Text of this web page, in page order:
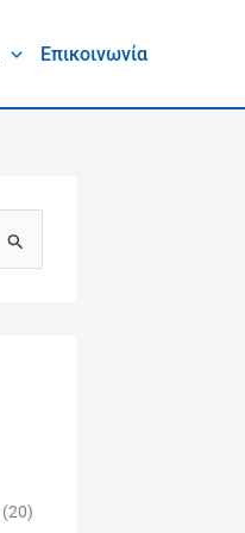
Επικοινωνία
(20)